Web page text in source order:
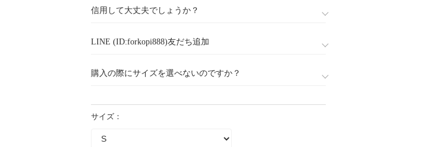
信用して大丈夫でしょうか？
LINE (ID:forkopi888)友だち追加
購入の際にサイズを選べないのですか？
サイズ：